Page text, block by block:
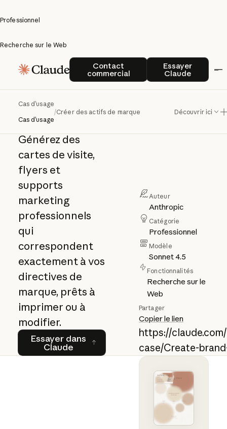
Professionnel
Recherche sur le Web
Contact
commercial
Contact commercialEssayer
Claude
Essayer
Cas d’usage
Cas d’usage
/Créer des actifs de marque Découvrir ici
Créer des
actifs de
marque
Générez des
cartes de visite,
flyers et
supports
marketing
professionnels
qui
correspondent
exactement à vos
directives de
marque, prêts à
imprimer ou à
modifier.
Essayer dans
Claude
Essayer dans Claude
Auteur
Anthropic
Catégorie
Professionnel
Modèle
Sonnet 4.5
Fonctionnalités
Recherche sur le
Web
Partager
Copier le lien
https://
case/Create-